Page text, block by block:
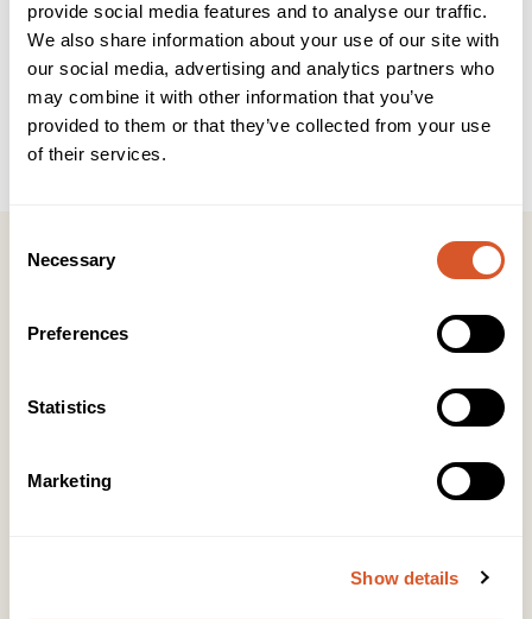
provide social media features and to analyse our traffic.
We also share information about your use of our site with
our social media, advertising and analytics partners who
may combine it with other information that you’ve
provided to them or that they’ve collected from your use
of their services.
Selection
Necessary
Preferences
Statistics
Marketing
Show details
Gelelakken er godt egnet både på naturlige og kunstige
Negler og fungerer godt som en negleforsterker. Gelish må
herdes i UV- eller LED-lampe, og fjernes skånsomt med eget
middel som ikke skader den naturlige neglen.
Kan lakkeres med vanlig neglelakk over og fjernes med
neglelakkfjerner uten at gelelakken går bort.
Kontakt
KONTOR HUDAVDELING
Org: 967110167